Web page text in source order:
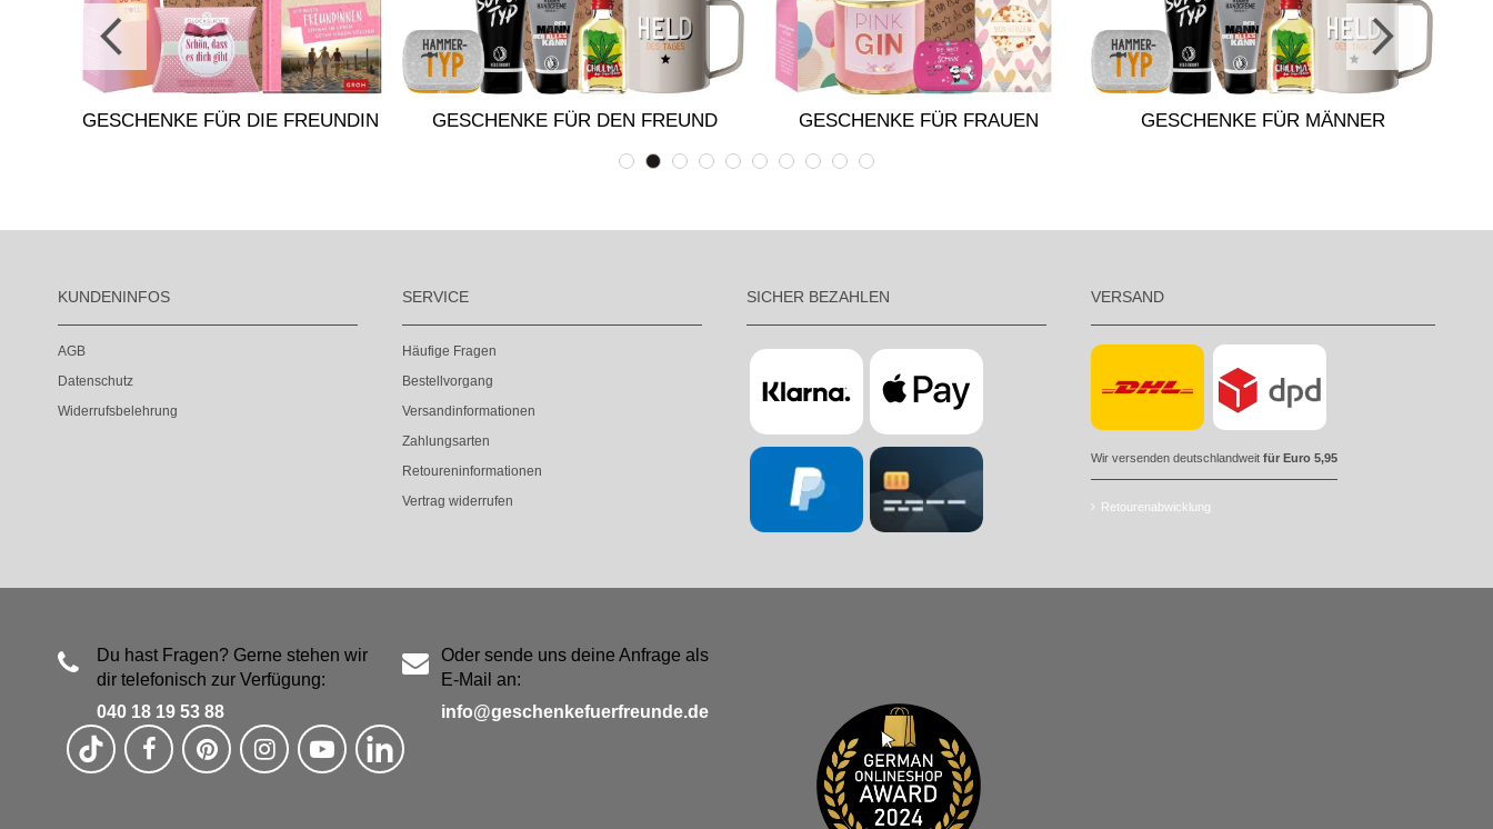
GESCHENKE FÜR DIE FREUNDIN GESCHENKE FÜR DEN FREUND GESCHENKE FÜR FRAUEN GESCHENKE FÜR MÄNNER
KUNDENINFOS
AGB
Datenschutz
Widerrufsbelehrung
SERVICE
Häufige Fragen
Bestellvorgang
Versandinformationen
Zahlungsarten
Retoureninformationen
Vertrag widerrufen
SICHER BEZAHLEN VERSAND
Wir versenden deutschlandweit für Euro 5,95
Retourenabwicklung
Du hast Fragen? Gerne stehen wir
dir telefonisch zur Verfügung:
040 18 19 53 88
Oder sende uns deine Anfrage als
E-Mail an:
info@geschenkefuerfreunde.de